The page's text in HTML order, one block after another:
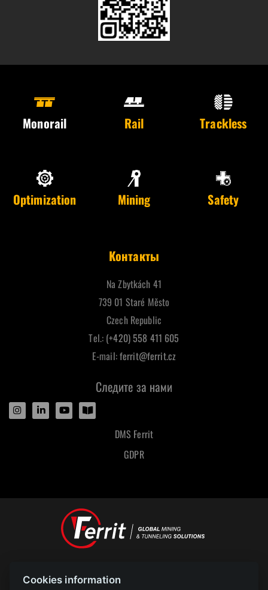
Monorail Rail Trackless
Optimization Mining Safety
Контакты
Na Zbytkách 41
739 01 Staré Město
Czech Republic
Tel.: (+420) 558 411 605
E-mail:ferrit@ferrit.cz
Следите за нами
DMS Ferrit
GDPR
POLAR televize Ostrava s.r.o.
Cookies information